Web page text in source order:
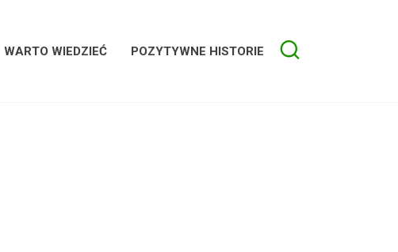
WARTO WIEDZIEĆ POZYTYWNE HISTORIE